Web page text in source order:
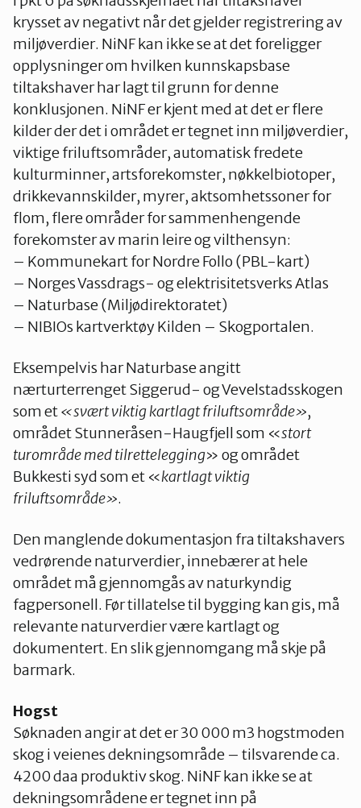
krysset av negativt når det gjelder registrering av
miljøverdier. NiNF kan ikke se at det foreligger
opplysninger om hvilken kunnskapsbase
tiltakshaver har lagt til grunn for denne
konklusjonen. NiNF er kjent med at det er flere
kilder der det i området er tegnet inn miljøverdier,
viktige friluftsområder, automatisk fredete
kulturminner, artsforekomster, nøkkelbiotoper,
drikkevannskilder, myrer, aktsomhetssoner for
flom, flere områder for sammenhengende
forekomster av marin leire og vilthensyn:
– Kommunekart for Nordre Follo (PBL-kart)
– Norges Vassdrags- og elektrisitetsverks Atlas
– Naturbase (Miljødirektoratet)
– NIBIOs kartverktøy Kilden – Skogportalen.
Eksempelvis har Naturbase angitt
nærturterrenget Siggerud- og Vevelstadsskogen
som et«svært viktig kartlagt friluftsområde»,
området Stunneråsen-Haugfjell som «stort
turområde med tilrettelegging» og området
Bukkesti syd som et «kartlagt viktig
friluftsområde».
Den manglende dokumentasjon fra tiltakshavers
vedrørende naturverdier, innebærer at hele
området må gjennomgås av naturkyndig
fagpersonell. Før tillatelse til bygging kan gis, må
relevante naturverdier være kartlagt og
dokumentert. En slik gjennomgang må skje på
barmark.
Hogst
Søknaden angir at det er 30 000 m3 hogstmoden
skog i veienes dekningsområde – tilsvarende ca.
4200 daa produktiv skog. NiNF kan ikke se at
dekningsområdene er tegnet inn på